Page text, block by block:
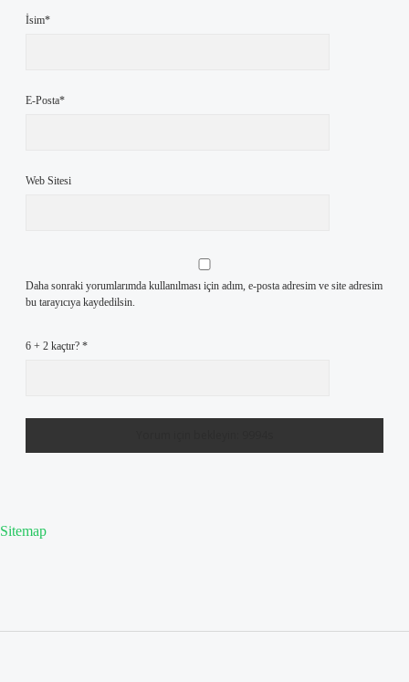
İsim*
E-Posta*
Web Sitesi
Daha sonraki yorumlarımda kullanılması için adım, e-posta adresim ve site adresim
bu tarayıcıya kaydedilsin.
6 + 2 kaçtır? *
Sitemap